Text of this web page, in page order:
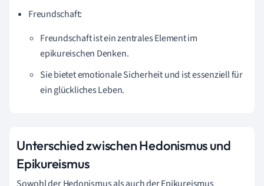
Freundschaft:
Freundschaft ist ein zentrales Element im
epikureischen Denken.
Sie bietet emotionale Sicherheit und ist essenziell für
ein glückliches Leben.
Unterschied zwischen Hedonismus und
Epikureismus
Sowohl der Hedonismus als auch der Epikureismus